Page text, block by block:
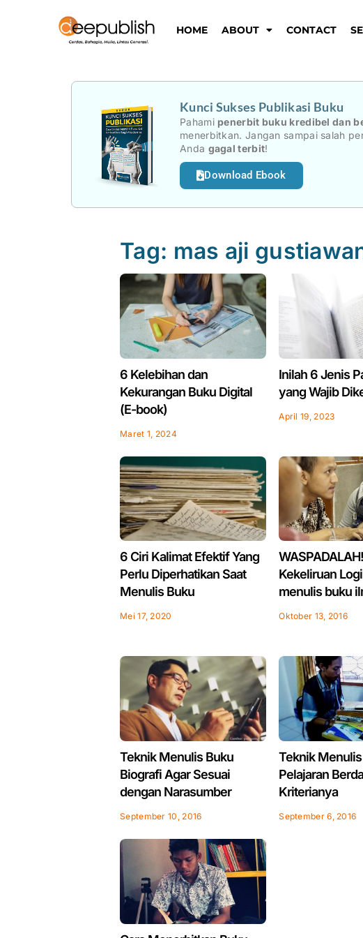
HOME ABOUT CONTACT
Kunci Sukses Publikasi Buku
Pahami penerbit buku kredibel dan
menerbitkan. Jangan sampai salah
Anda gagal terbit!
Download Ebook
Tag: mas aji
6 Kelebihan dan
Kekurangan Buku Digital
(E-book)
Maret 1, 2024
Inilah 6 Jenis
yang Wajib
April 19, 2023
6 Ciri Kalimat Efektif Yang
Perlu Diperhatikan Saat
Menulis Buku
Mei 17, 2020
Kekeliruan
menulis buku
Oktober 13, 2016
Teknik Menulis Buku
Biografi Agar Sesuai
dengan Narasumber
September 10, 2016
Teknik
Pelajaran
Kriterianya
September 6, 2016